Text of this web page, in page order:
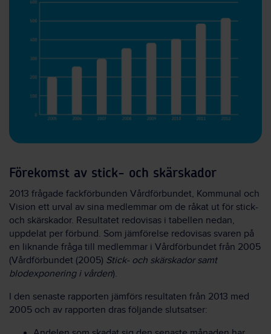
Förekomst av stick- och skärskador
2013 frågade fackförbunden Vårdförbundet, Kommunal och
Vision ett urval av sina medlemmar om de råkat ut för stick-
och skärskador. Resultatet redovisas i tabellen nedan,
uppdelat per förbund. Som jämförelse redovisas svaren på
en liknande fråga till medlemmar i Vårdförbundet från 2005
(Vårdförbundet (2005) Stick- och skärskador samt
blodexponering i vården).
I den senaste rapporten jämförs resultaten från 2013 med
2005 och av rapporten dras följande slutsatser: